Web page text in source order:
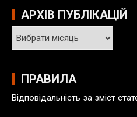
АРХІВ ПУБЛІКАЦІЙ
А
р
і
п
ПРАВИЛА
Відповідальність за зміст